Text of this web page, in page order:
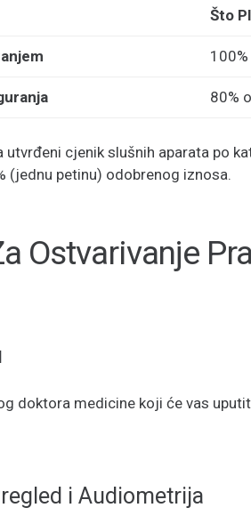
Što
80%
utvrđeni cjenik slušnih aparata po
(jednu petinu) odobrenog iznosa.
Ostvarivanje
doktora medicine koji će vas
i Audiometrija